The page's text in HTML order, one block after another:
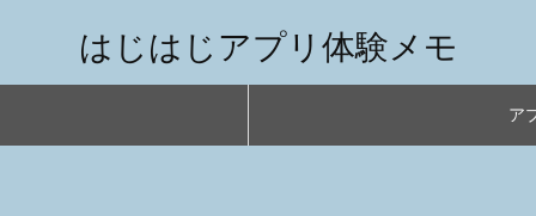
はじはじアプリ体験メモ
ア